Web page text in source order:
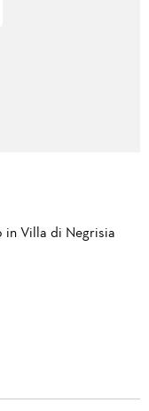
in Villa di Negrisia